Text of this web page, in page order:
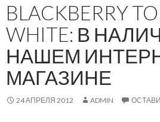
BLACKBERRY
WHITE: В
НАШЕМ
МАГАЗИНЕ
24 АПРЕЛЯ 2012 ADMIN